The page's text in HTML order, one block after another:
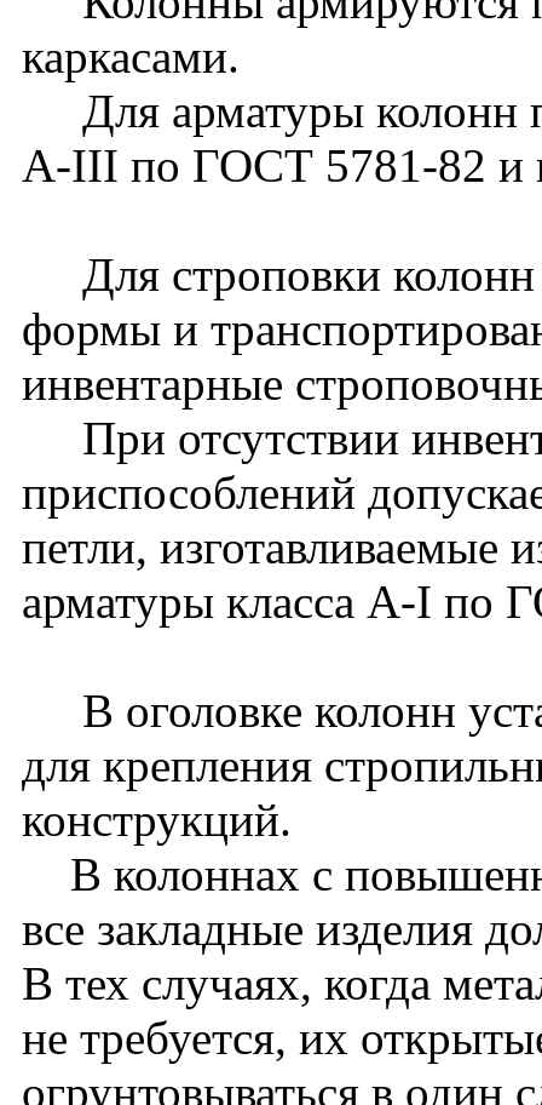
каркасами.
Для арматуры колонн
A-III по ГОСТ 5781-82 и
Для строповки колонн
формы и
инвентарные
При отсутствии
приспособлений
петли, изготавливаемые
арматуры класса A-I по
В оголовке колонн
для крепления
конструкций.
В колоннах с
все закладные изделия
В тех случаях, когда
не требуется, их
огрунтовываться в один